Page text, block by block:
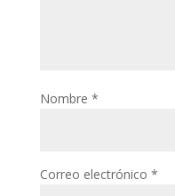
Nombre *
Correo electrónico *